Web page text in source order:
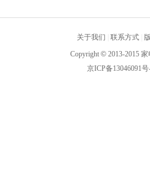
关于我们 联系方式
Copyright © 2013-2015
京ICP备13046091号